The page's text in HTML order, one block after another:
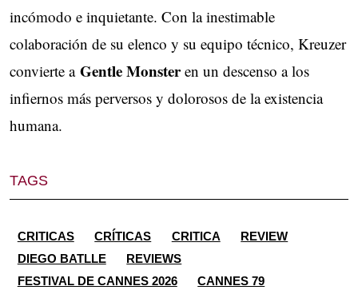
incómodo e inquietante. Con la inestimable
colaboración de su elenco y su equipo técnico, Kreuzer
convierte a Gentle Monsteren un descenso a los
infiernos más perversos y dolorosos de la existencia
humana.
TAGS
CRITICAS CRÍTICAS CRITICA
REVIEW
DIEGO BATLLE
REVIEWS
FESTIVAL DE CANNES 2026
CANNES 79